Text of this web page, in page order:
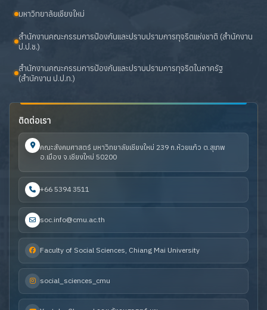
มหาวิทยาลัยเชียงใหม่
สำนักงานคณะกรรมการป้องกันและปราบปรามการทุจริตแห่งชาติ (สำนักงาน
ป.ป.ช.)
สำนักงานคณะกรรมการป้องกันและปราบปรามการทุจริตในภาครัฐ
(สำนักงาน ป.ป.ท.)
ติดต่อเรา
คณะสังคมศาสตร์ มหาวิทยาลัยเชียงใหม่ 239 ถ.ห้วยแก้ว ต.สุเทพ
อ.เมือง จ.เชียงใหม่ 50200
+66 5394 3511
soc.info@cmu.ac.th
Faculty of Social Sciences, Chiang Mai University
social_sciences_cmu